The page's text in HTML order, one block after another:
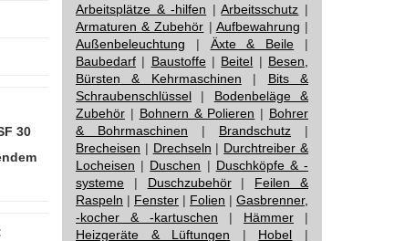
30
Arbeitsplätze & -hilfen |Arbeitsschutz |
Armaturen & Zubehör | Aufbewahrung |
Außenbeleuchtung | Äxte & Beile |
Baubedarf | Baustoffe| Beitel | Besen,
Bürsten & Kehrmaschinen | Bits &
Schraubenschlüssel | Bodenbeläge &
Zubehör | Bohnern & Polieren | Bohrer
& Bohrmaschinen | Brandschutz |
Brecheisen | Drechseln | Durchtreiber &
Locheisen | Duschen | Duschköpfe & -
systeme | Duschzubehör| Feilen &
Raspeln | Fenster | Folien | Gasbrenner,
-kocher & -kartuschen | Hämmer |
Heizgeräte & Lüftungen | Hobel |